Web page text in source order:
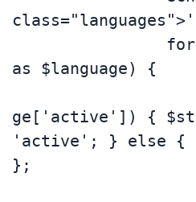
as $language) {
ge['active']) {
'active'; } else {
};